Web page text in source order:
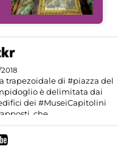
trapezoidale di #piazza del
è delimitata dai
dei #MuseiCapitolini
che